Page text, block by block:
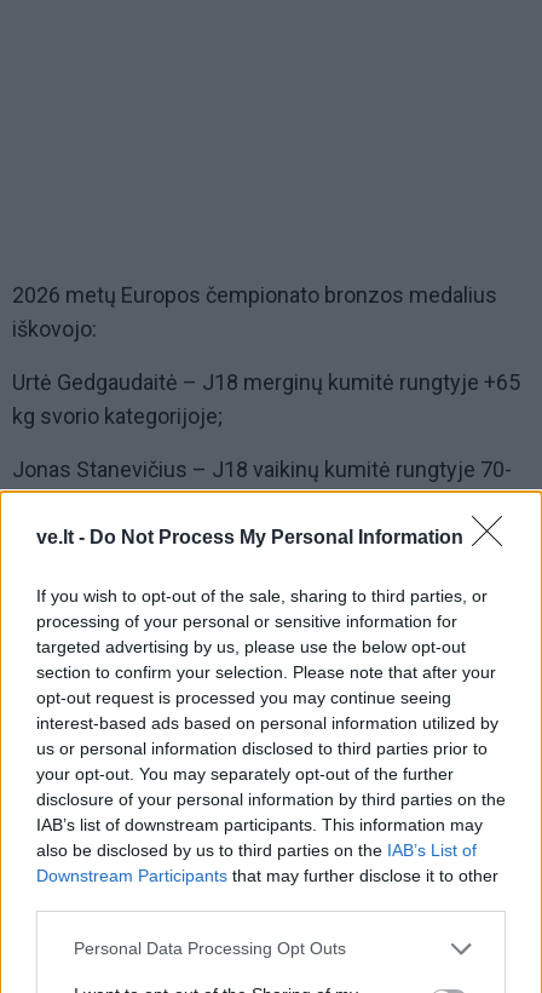
ve.lt - Do Not Process My Personal Information
If you wish to opt-out of the sale, sharing to third parties, or
processing of your personal or sensitive information for
targeted advertising by us, please use the below opt-out
section to confirm your selection. Please note that after your
opt-out request is processed you may continue seeing
interest-based ads based on personal information utilized by
us or personal information disclosed to third parties prior to
your opt-out. You may separately opt-out of the further
disclosure of your personal information by third parties on the
IAB’s list of downstream participants. This information may
also be disclosed by us to third parties on the IAB’s List of
Downstream Participants that may further disclose it to other
Personal Data Processing Opt Outs
2026 metų Europos čempionato bronzos medalius
iškovojo:
Urtė Gedgaudaitė – J18 merginų kumitė rungtyje +65
kg svorio kategorijoje;
Jonas Stanevičius – J18 vaikinų kumitė rungtyje 70-
Matas Jonauskas, Greta Intaitė, Rima Barusaitė ir
Dominykas Riauba – mišrios komandinės kata
rungtyje.